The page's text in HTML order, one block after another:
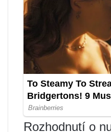
Rozhodnutí o